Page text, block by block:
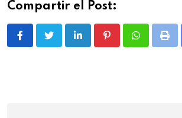
Compartir el Post:
LinkedIn PinterestWhatsappPrint